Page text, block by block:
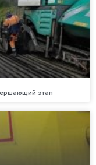
этап